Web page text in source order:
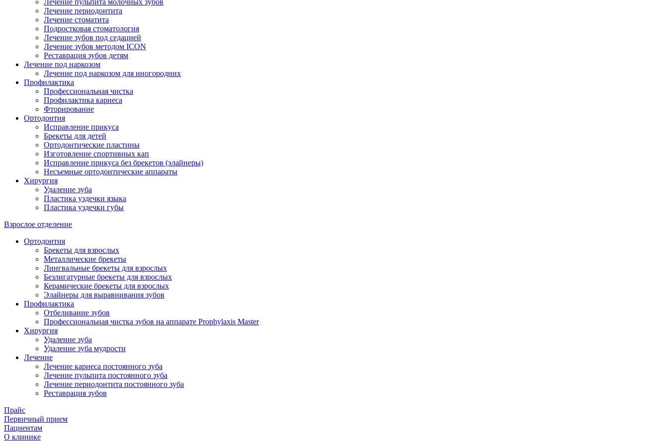
Лечение пульпита молочных зубов
Лечение периодонтита
Лечение стоматита
Подростковая стоматология
Лечение зубов под седацией
Лечение зубов методом ICON
Реставрация зубов детям
Лечение под наркозом
Лечение под наркозом для иногородних
Профилактика
Профессиональная чистка
Профилактика кариеса
Фторирование
Ортодонтия
Исправление прикуса
Брекеты для детей
Ортодонтические пластины
Изготовление спортивных кап
Исправление прикуса без брекетов (элайнеры)
Несъемные ортодонтические аппараты
Хирургия
Удаление зуба
Пластика уздечки языка
Пластика уздечки губы
Взрослое отделение
Ортодонтия
Брекеты для взрослых
Металлические брекеты
Лингвальные брекеты для взрослых
Безлигатурные брекеты для взрослых
Керамические брекеты для взрослых
Элайнеры для выравнивания зубов
Профилактика
Отбеливание зубов
Профессиональная чистка зубов на аппарате Prophylaxis Master
Хирургия
Удаление зуба
Удаление зуба мудрости
Лечение
Лечение кариеса постоянного зуба
Лечение пульпита постоянного зуба
Лечение периодонтита постоянного зуба
Реставрация зубов
Прайс
Первичный прием
Пациентам
О клинике